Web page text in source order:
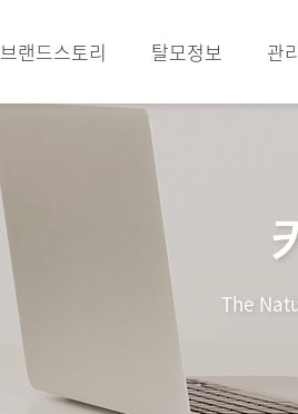
브랜드스토리 탈모정보 관
The